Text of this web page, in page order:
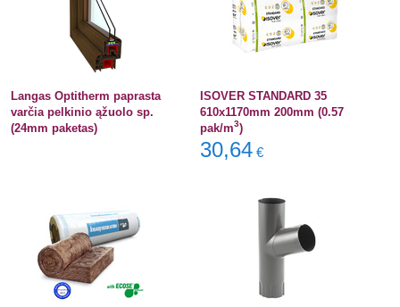
Langas Optitherm paprasta
varčia pelkinio ąžuolo sp.
(24mm paketas)
ISOVER STANDARD 35
610x1170mm 200mm (0.57
pak/m3)
30,64 €